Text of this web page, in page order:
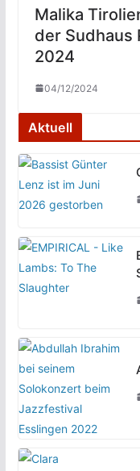
Malika
der Sudhaus
2024
04/12/2024
Aktuell